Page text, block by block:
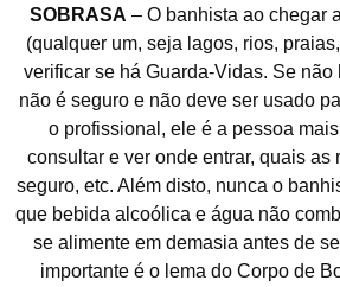
SOBRASA – O banhista ao chegar
(qualquer um, seja lagos, rios,
verificar se há Guarda-Vidas. Se não
não é seguro e não deve ser usado
o profissional, ele é a pessoa
consultar e ver onde entrar, quais as
seguro, etc. Além disto, nunca o
que bebida alcoólica e água não
se alimente em demasia antes de
importante é o lema do Corpo de